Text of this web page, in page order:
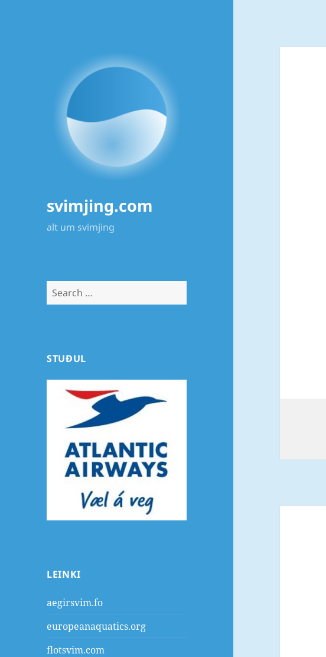
svimjing.com
alt um svimjing
Search
for:
STUÐUL
LEINKI
aegirsvim.fo
europeanaquatics.org
flotsvim.com